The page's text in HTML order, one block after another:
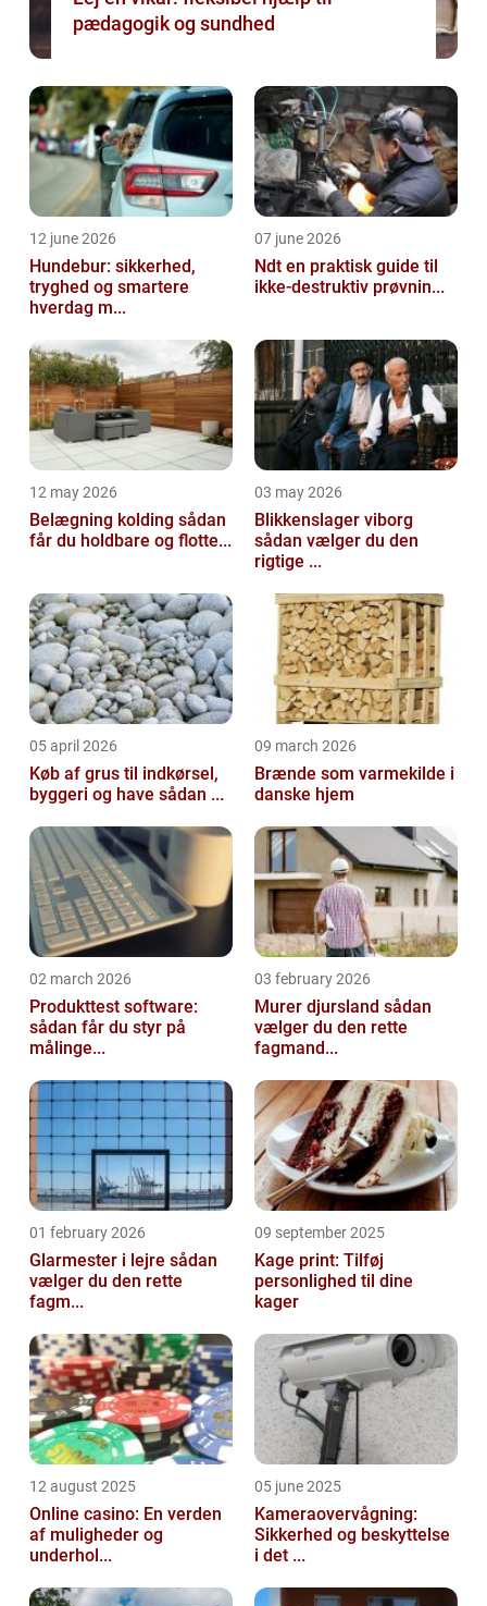
pædagogik og sundhed
12 june 2026
Hundebur: sikkerhed,
tryghed og smartere
hverdag m...
07 june 2026
Ndt en praktisk guide til
ikke-destruktiv prøvnin...
12 may 2026
Belægning kolding sådan
får du holdbare og flotte...
03 may 2026
Blikkenslager viborg
sådan vælger du den
rigtige ...
05 april 2026
Køb af grus til indkørsel,
byggeri og have sådan ...
09 march 2026
Brænde som varmekilde i
danske hjem
02 march 2026
Produkttest software:
sådan får du styr på
målinge...
03 february 2026
Murer djursland sådan
vælger du den rette
fagmand...
01 february 2026
Glarmester i lejre sådan
vælger du den rette
fagm...
09 september 2025
Kage print: Tilføj
personlighed til dine
kager
12 august 2025
Online casino: En verden
af muligheder og
underhol...
05 june 2025
Kameraovervågning:
Sikkerhed og beskyttelse
i det ...